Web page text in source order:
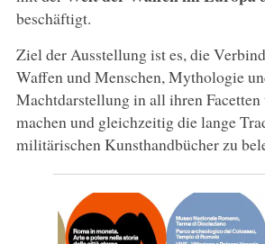
beschäftigt.
Ziel der Ausstellung ist es, die
Waffen und Menschen, Mythologie
Machtdarstellung in all ihren
machen und gleichzeitig die lange
militärischen Kunsthandbücher zu